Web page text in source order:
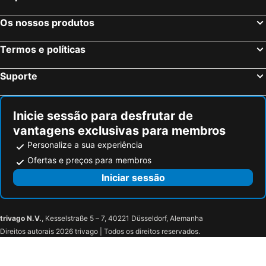
Ella Alkyna
Ekati Mare Lifestyle Resort
Hotel Bretagne
Lefkimi Hotel
Molfetta Beach Hotel
Hotel SeaBird
The Olivar Suites
Anita Hotel
City Marina
Avra Sea View Paradise Pool Apartments
Corfu Pelagos Hotel
Bella Grecia
Villa Corfiota Moraitika Beach
Three Stars Beach Hotel
BOHOTEL Messonghi - Designer's Hotel
Os nossos produtos
Termos e políticas
Suporte
Inicie sessão para desfrutar de
vantagens exclusivas para membros
Personalize a sua experiência
Ofertas e preços para membros
Iniciar sessão
trivago N.V., Kesselstraße 5 – 7, 40221 Düsseldorf, Alemanha
Direitos autorais 2026 trivago | Todos os direitos reservados.